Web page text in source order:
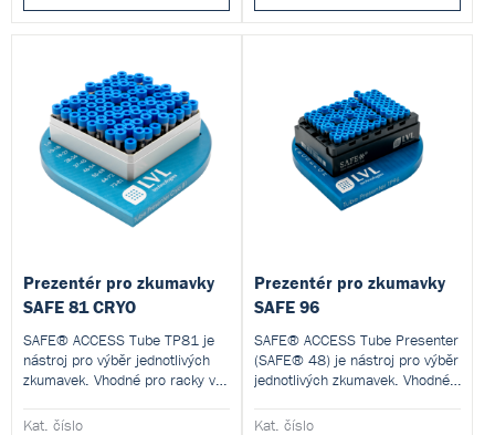
Prezentér pro zkumavky
SAFE 81 CRYO
SAFE® ACCESS Tube TP81 je
nástroj pro výběr jednotlivých
zkumavek. Vhodné pro racky ve
Kat. číslo
Prezentér pro zkumavky
SAFE 96
SAFE® ACCESS Tube Presenter
(SAFE® 48) je nástroj pro výběr
jednotlivých zkumavek. Vhodné
SAFE 96 XT.
Kat. číslo